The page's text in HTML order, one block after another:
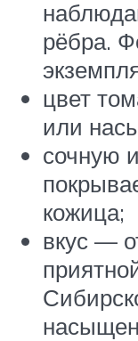
рёбра.
цвет
или
сочную
кожица;
вкус —